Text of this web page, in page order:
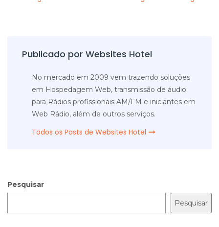
Publicado por Websites Hotel
No mercado em 2009 vem trazendo soluções
em Hospedagem Web, transmissão de áudio
para Rádios profissionais AM/FM e iniciantes em
Web Rádio, além de outros serviços.
Todos os Posts de Websites Hotel
Pesquisar
Pesquisar